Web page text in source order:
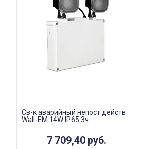
Св-к аварийный непост действ
Wall-EM 14W IP65 3ч
7 709,40 руб.